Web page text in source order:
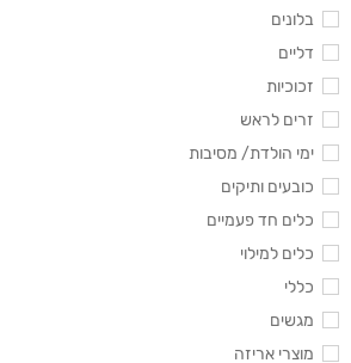
בלונים
דליים
זכוכיות
זרים לראש
ימי הולדת/ מסיבות
כובעים ותיקים
כלים חד פעמיים
כלים למילוי
כללי
מגשים
מוצרי אריזה